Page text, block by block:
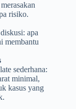
risiko.
apa
membantu
sederhana:
minimal,
kasus yang